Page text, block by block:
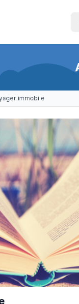
immobile